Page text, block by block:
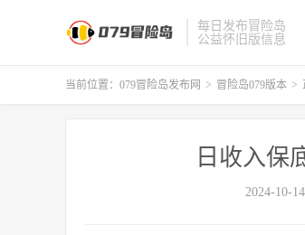
每日发布冒险岛
公益怀旧版信息
当前位置： 079冒险岛发布网 > 冒险岛079版本 >
日收入保
2024-10-14